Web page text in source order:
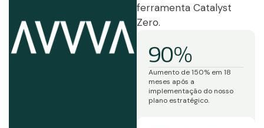
ferramenta Catalyst
Zero.
90%
Aumento de 150% em 18
meses após a
implementação do nosso
plano estratégico.